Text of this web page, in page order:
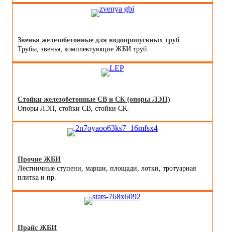
Звенья железобетонные для водопропускных труб
Трубы, звенья, комплектующие ЖБИ труб.
Стойки железобетонные СВ и СК (опоры ЛЭП)
Опоры ЛЭП, стойки СВ, стойки СК.
Прочие ЖБИ
Лестничные ступени, марши, площади, лотки, тротуарная
плитка и пр.
Прайс ЖБИ